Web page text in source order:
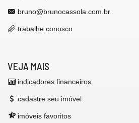
bruno@brunocassola.com.br
trabalhe conosco
VEJA MAIS
indicadores financeiros
cadastre seu imóvel
imóveis favoritos